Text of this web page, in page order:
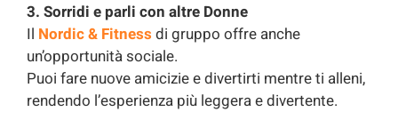
3. Sorridi e parli con altre Donne
Il Nordic & Fitness di gruppo offre anche
un’opportunità sociale.
Puoi fare nuove amicizie e divertirti mentre ti alleni,
rendendo l’esperienza più leggera e divertente.